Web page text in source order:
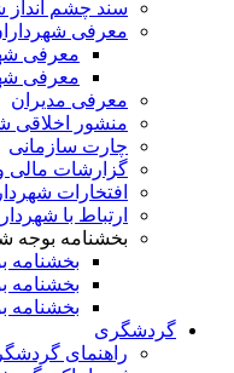
سند چشم انداز
معرفی
معرفی
معرفی
معرفی مدیران
منشور اخلاقی
چارت سازمانی
گزارشات مالی
افتخارات
ارتباط با شهردار
بخشنامه بوجه
بخشنامه بوجه 1401
بخشنامه بوجه 1402
بخشنامه بوجه 1403
گردشگری
راهنمای